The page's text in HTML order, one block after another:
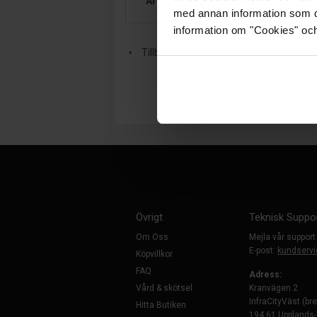
med annan information
information om "Cookies"
Tillbaka
Övrigt
Om Oss
Köpvillkor
FAQ
Vård & skötsel
Hitta Butiken
Teknisk
Mejla vår
E-post:
Adress:
Kranvägen 2
InfraCityVäst
194 61